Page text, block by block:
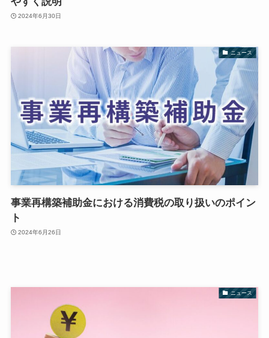
2024年6月30日
ニュース
事業再構築補助金における消費税の取り扱いのポイン
ト
2024年6月26日
ニュース